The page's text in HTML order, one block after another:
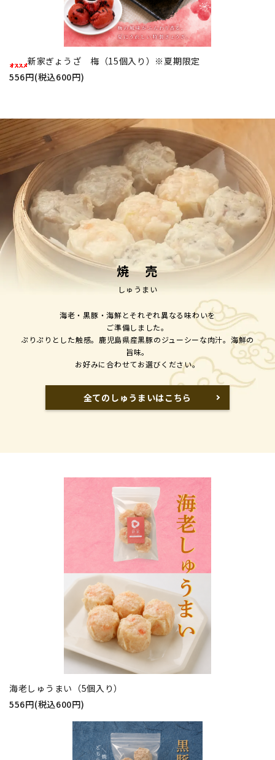
新家ぎょうざ 梅（15個入り）※夏期限定
556円(税込600円)
焼 売
しゅうまい
海老・黒豚・海鮮とそれぞれ異なる味わいを
ご準備しました。
ぷりぷりとした触感。鹿児島県産黒豚のジューシーな肉汁。海鮮の
旨味。
お好みに合わせてお選びください。
全てのしゅうまいはこちら
海老しゅうまい（5個入り）
556円(税込600円)